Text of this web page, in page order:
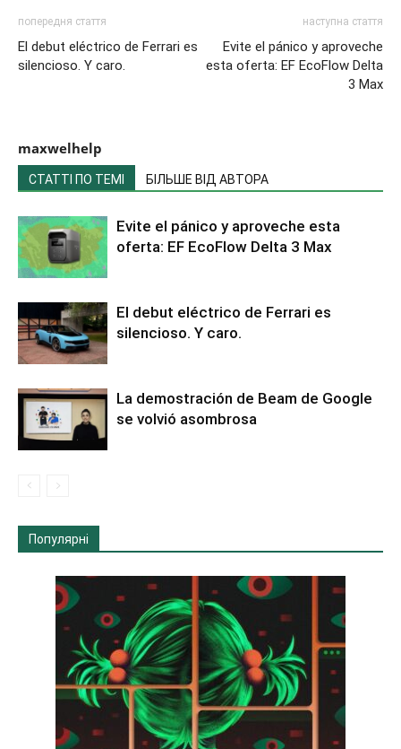
попередня стаття
El debut eléctrico de Ferrari es
silencioso. Y caro.
наступна стаття
Evite el pánico y aproveche
esta oferta: EF EcoFlow Delta
3 Max
maxwelhelp
СТАТТІ ПО ТЕМІ БІЛЬШЕ ВІД АВТОРА
Evite el pánico y aproveche esta
oferta: EF EcoFlow Delta 3 Max
El debut eléctrico de Ferrari es
silencioso. Y caro.
La demostración de Beam de Google
se volvió asombrosa
Популярні